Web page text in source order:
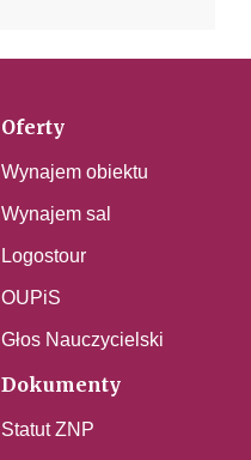
Oferty
Wynajem obiektu
Wynajem sal
Logostour
OUPiS
Głos Nauczycielski
Dokumenty
Statut ZNP